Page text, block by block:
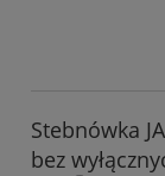
Stebnówka
bez